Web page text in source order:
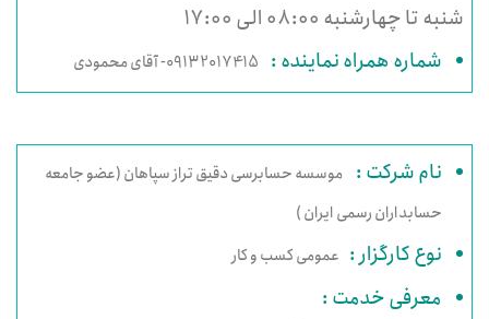
شنبه تا چهارشنبه 08:00 الی 17:00
شماره همراه نماینده : 09132017415- آقای محمودی
نام شرکت :
موسسه حسابرسی دقیق تراز سپاهان (عضو جامعه
حسابداران رسمی ایران )
نوع کارگزار : عمومی کسب و کار
معرفی خدمت :